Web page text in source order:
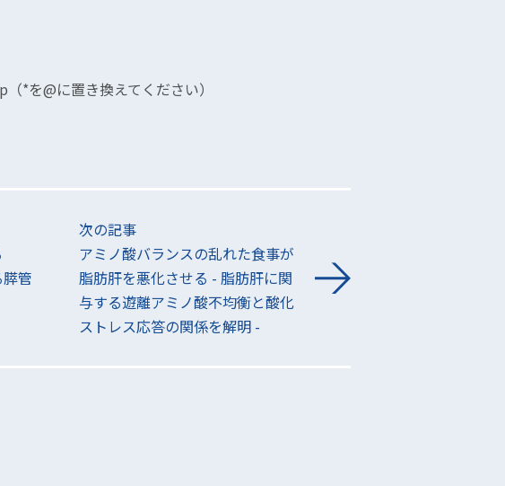
*を@に置き換えてください）
管
次の記事
アミノ酸バランスの乱れた食事が
脂肪肝を悪化させる - 脂肪肝に関
与する遊離アミノ酸不均衡と酸化
ストレス応答の関係を解明 -